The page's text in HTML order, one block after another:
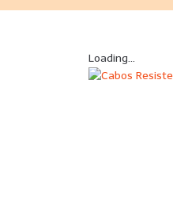
Loading...